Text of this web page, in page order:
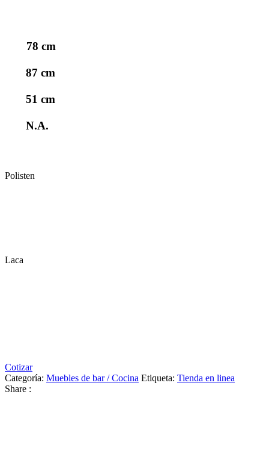
78 cm
87 cm
51 cm
N.A.
Polisten
Laca
Cotizar
Categoría: Muebles de bar / Cocina Etiqueta: Tienda en linea
Share :